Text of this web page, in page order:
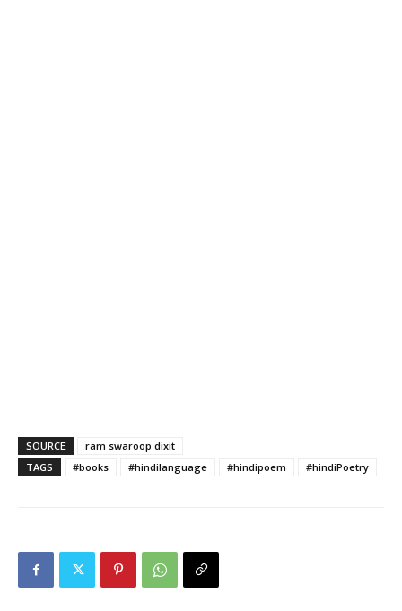
SOURCE
ram swaroop dixit
TAGS
#books #hindilanguage #hindipoem #hindiPoetry